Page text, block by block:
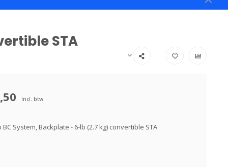
STA
Incl. btw
BC System, Backplate - 6-lb (2.7 kg) convertible STA